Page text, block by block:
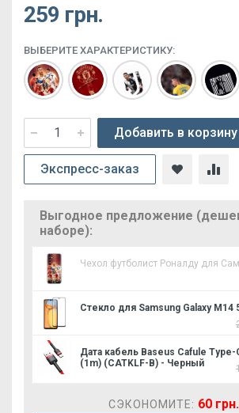
259 грн.
ВЫБЕРИТЕ ХАРАКТЕРИСТИКУ:
Добавить в корзину
Экспресс-заказ
Выгодное предложение
наборе):
Чехол футболист Роналду для
Стекло для Samsung Galaxy M14
Дата кабель Baseus Cafule Type-
(1m) (CATKLF-B) - Черный
СЭКОНОМИТЕ: 60 грн.